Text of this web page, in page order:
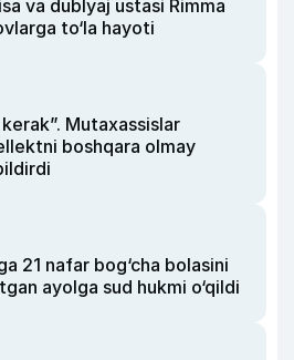
va dublyaj ustasi Rimma
to‘la hayoti
Mutaxassislar
boshqara olmay
21 nafar bog‘cha bolasini
ayolga sud hukmi o‘qildi